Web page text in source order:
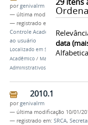
data
porgenivalrm
— última modificação10/01/
— registrado em:
Controle Acadêmico,
ao usuário
Localizado em Secretaria de
Acadêmico / Material instrucional
Administrativos
2010.1
porgenivalrm
— última modificação 10/01/
— registrado em: SRCA,